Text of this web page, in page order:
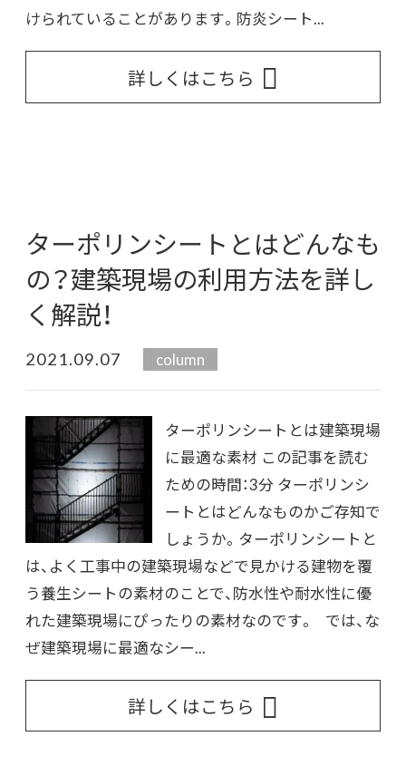
けられていることがあります。防炎シート...
詳しくはこちら
ターポリンシートとはどんなも
の？建築現場の利用方法を詳し
く解説！
2021.09.07 column
ターポリンシートとは建築現場
に最適な素材 この記事を読む
ための時間：3分 ターポリンシ
ートとはどんなものかご存知で
しょうか。ターポリンシートと
は、よく工事中の建築現場などで見かける建物を覆
う養生シートの素材のことで、防水性や耐水性に優
れた建築現場にぴったりの素材なのです。 では、な
ぜ建築現場に最適なシー...
詳しくはこちら